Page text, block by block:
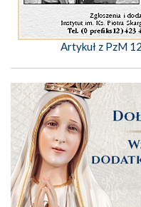
Artykuł z PzM